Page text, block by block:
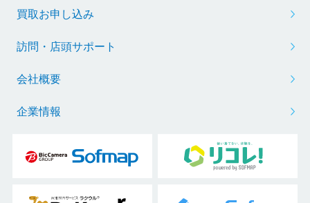
買取お申し込み
訪問・店頭サポート
会社概要
企業情報